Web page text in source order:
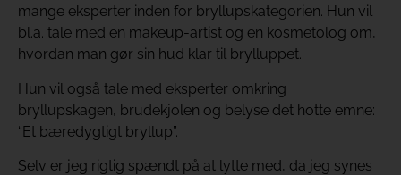
mange eksperter inden for bryllupskategorien. Hun vil
bl.a. tale med en makeup-artist og en kosmetolog om,
hvordan man gør sin hud klar til brylluppet.
Hun vil også tale med eksperter omkring
bryllupskagen, brudekjolen og belyse det hotte emne:
“Et bæredygtigt bryllup”.
Selv er jeg rigtig spændt på at lytte med, da jeg synes